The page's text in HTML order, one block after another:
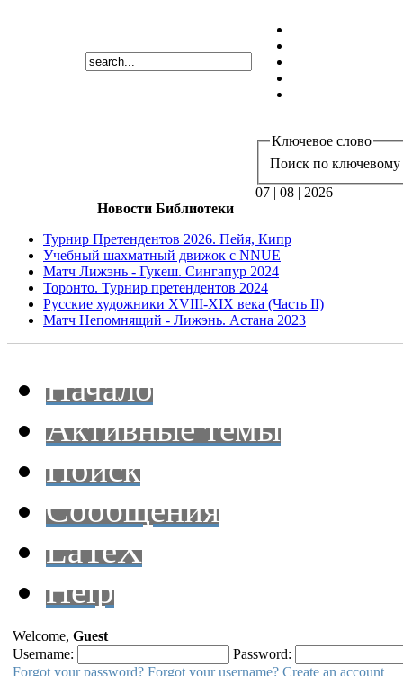
Ключевое слово
Поиск по ключевому
07 | 08 | 2026
Новости Библиотеки
Турнир Претендентов 2026. Пейя, Кипр
Учебный шахматный движок с NNUE
Матч Лижэнь - Гукеш. Сингапур 2024
Торонто. Турнир претендентов 2024
Русские художники XVIII-XIX века (Часть II)
Матч Непомнящий - Лижэнь. Астана 2023
Начало
Активные темы
Поиск
Сообщения
LaTeX
Help
Welcome, Guest
Username:
Password:
Forgot your password? Forgot your username? Create an account